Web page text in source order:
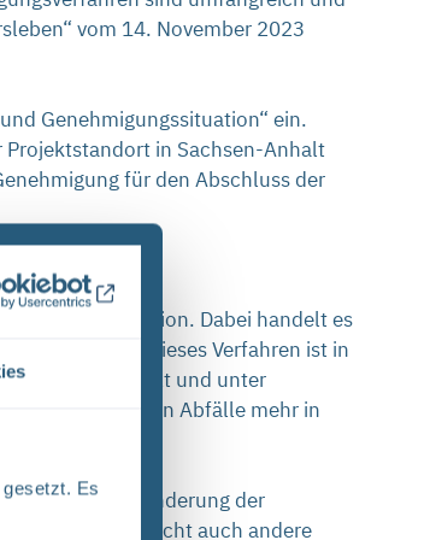
Es
vom 14. November 2023
Genehmigungssituation“ ein.
in Sachsen-Anhalt
für den Abschluss der
Kanalisation. Dabei handelt es
sammelt. Dieses Verfahren ist in
anfällt und unter
radioaktiven Abfälle mehr in
mit der 54. Änderung der
dem Atomrecht auch andere